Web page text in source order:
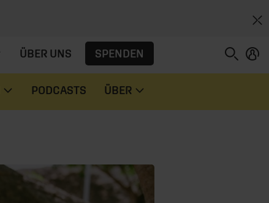
ÜBER UNS SPENDEN
PODCASTS ÜBER